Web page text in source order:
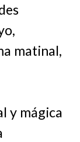
matinal,
y mágica